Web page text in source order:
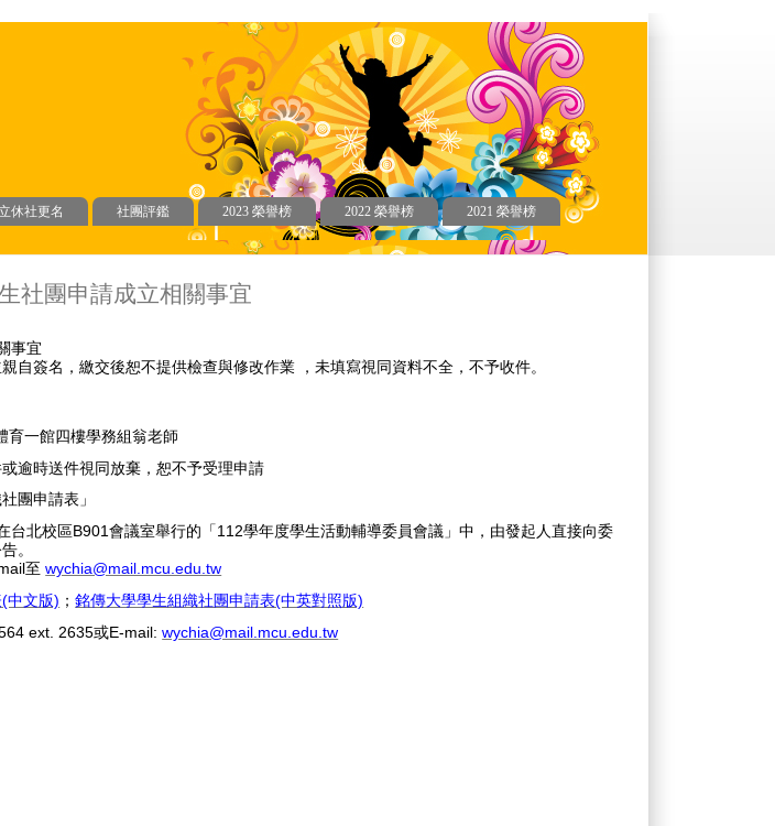
休社更名 社團評鑑 2023 榮譽榜 2022 榮譽榜
2021 榮譽榜
社團申請成立相關事宜
事宜
自簽名，繳交後恕不提供檢查與修改作業 ，未填寫視同資料不全，不予收件。
育一館四樓學務組翁老師
逾時送件視同放棄，恕不予受理申請
團申請表」
北校區B901會議室舉行的「112學年度學生活動輔導委員會議」中，由發起人直接向委
。
至wychia@mail.mcu.edu.tw
中文版) ；銘傳大學學生組織社團申請表(中英對照版)
ext. 2635或E-mail:wychia@mail.mcu.edu.tw